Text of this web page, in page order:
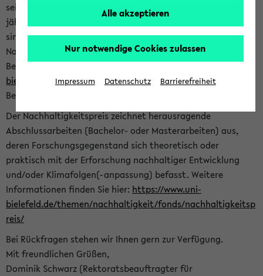
seit 2023 verleiht das Rektorat der Universität Bielefeld
jährlich den Nachhaltigkeitspreis für Abschlussarbeiten. Sie
sind herzlich eingeladen sich mit Ihrer Abschlussarbeit beim
Nachhaltigkeitsbüro zu bewerben. Bitte nutzen Sie für Ihre
Bewerbung dieses Formular<https://formulare.uni-
bielefeld.de/frontend-server/form/provide/913/>. Die
Bewerbungsfrist endet am 30.09.2026.
Der Nachhaltigkeitspreis zeichnet herausragende
Abschlussarbeiten (Bachelor- oder Masterarbeiten) aus,
deren Forschungsgegenstand sich theoretisch oder
praktisch mit der Erforschung nachhaltiger Entwicklung
und/oder Klimafolgen(-anpassung) befasst. Weitere
Informationen finden Sie hier: https://www.uni-
bielefeld.de/themen/nachhaltigkeit/fonds/nachhaltigkeitsp
reis/
Bei Rückfragen stehen wir Ihnen gern zur Verfügung.
Mit freundlichen Grüßen,
Dominik Schwarz (Rektoratsbeauftragter für
Alle akzeptieren
Nur notwendige Cookies zulassen
Impressum Datenschutz Barrierefreiheit